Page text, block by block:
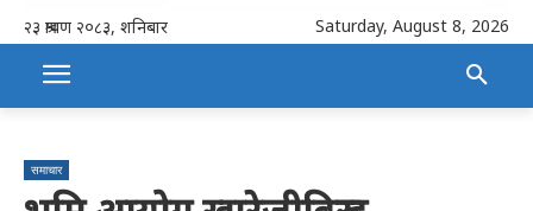
२३ श्रावण २०८३, शनिबार Saturday, August 8, 2026
समाचार